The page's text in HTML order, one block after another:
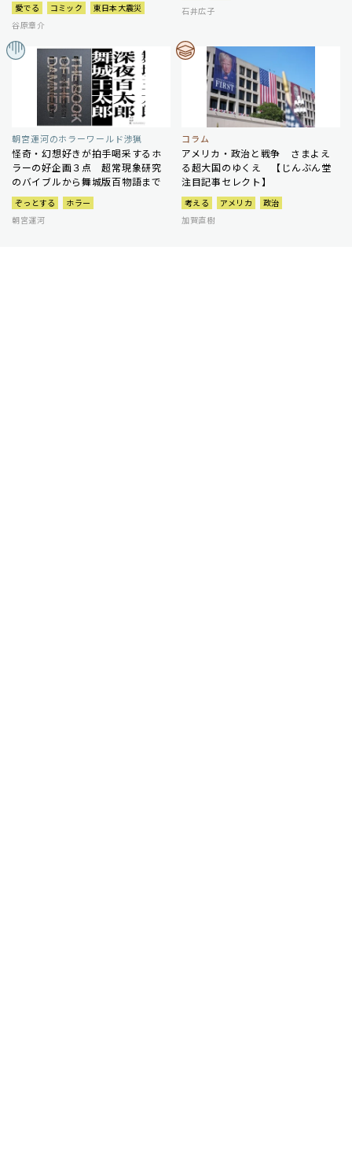
愛でる コミック
東日本大震災
谷原章介
石井広子
朝宮運河のホラーワールド渉猟
怪奇・幻想好きが拍手喝采するホ
ラーの好企画３点 超常現象研究
のバイブルから舞城版百物語まで
ぞっとする
ホラー
朝宮運河
コラム
アメリカ・政治と戦争 さまよえ
る超大国のゆくえ 【じんぶん堂
注目記事セレクト】
考える アメリカ
政治
加賀直樹